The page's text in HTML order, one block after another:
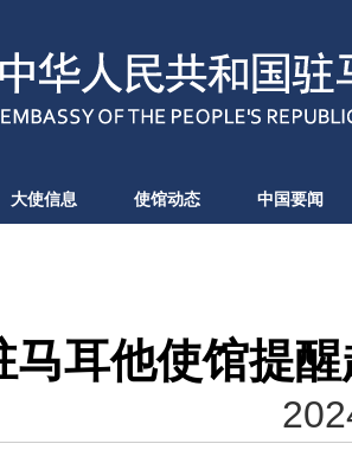
大使信息 使馆动态 中国要闻
马耳他使馆提